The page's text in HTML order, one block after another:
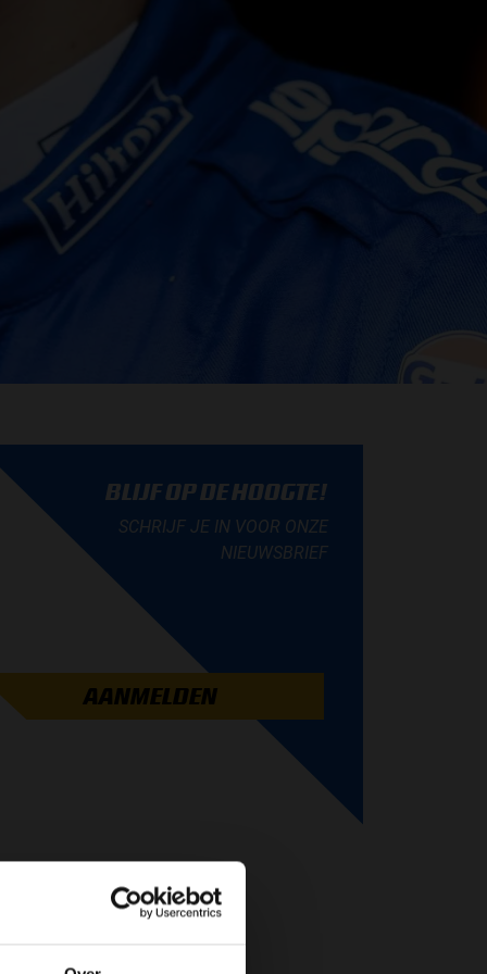
BLIJF OP DE HOOGTE!
SCHRIJF JE IN VOOR ONZE
NIEUWSBRIEF
AANMELDEN